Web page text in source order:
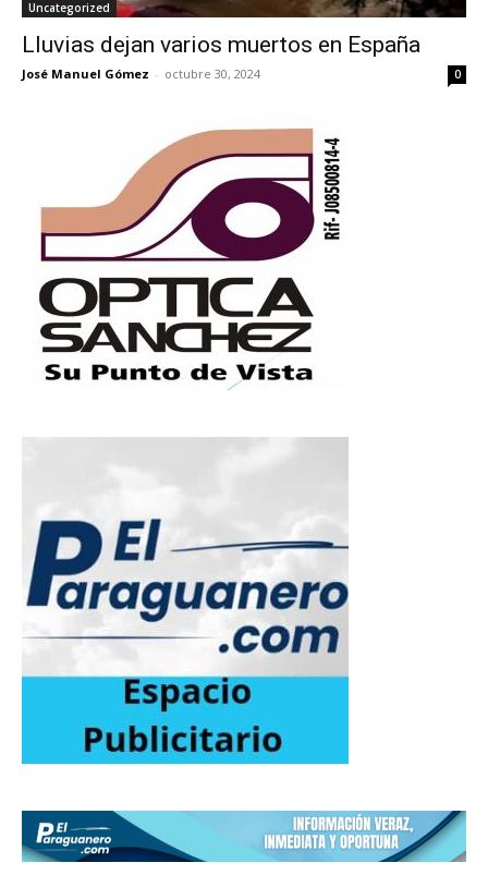
Uncategorized
Lluvias dejan varios muertos en España
José Manuel Gómez - octubre 30, 2024 0